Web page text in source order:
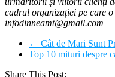
cadrul organizației pe care
infodinneamt@gmail.com
← Cât de Mari Sunt
Top 10 mituri despre
Share This Post: